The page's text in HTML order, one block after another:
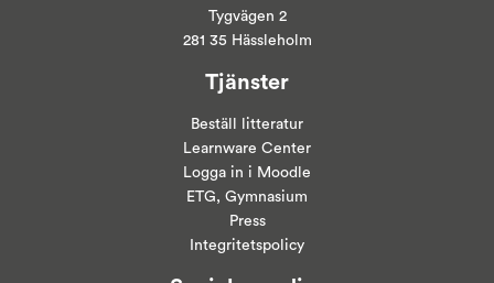
Tygvägen 2
281 35 Hässleholm
Tjänster
Beställ litteratur
Learnware Center
Logga in i Moodle
ETG, Gymnasium
Press
Integritetspolicy